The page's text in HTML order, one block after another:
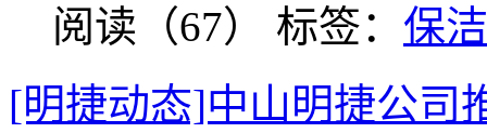
阅读（67） 标签： 保
[明捷动态]中山明捷公司